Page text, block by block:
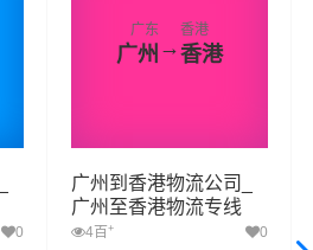
0
广东
广州 →
香港
香港
广州到香港物流公司_
广州至香港物流专线
4百 + 0